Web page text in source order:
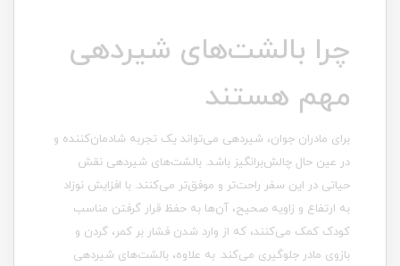
چرا بالشت‌های شیردهی
مهم هستند
برای مادران جوان، شیردهی می‌تواند یک تجربه شادمان‌کننده و
در عین حال چالش‌برانگیز باشد. بالشت‌های شیردهی نقش
حیاتی در این سفر راحت‌تر و موفق‌تر می‌کنند. با افزایش نوزاد
به ارتفاع و زاویه صحیح، آن‌ها به حفظ قرار گرفتن مناسب
کودک کمک می‌کنند، که از وارد شدن فشار بر کمر، گردن و
بازوی مادر جلوگیری می‌کند. به علاوه، بالشت‌های شیردهی